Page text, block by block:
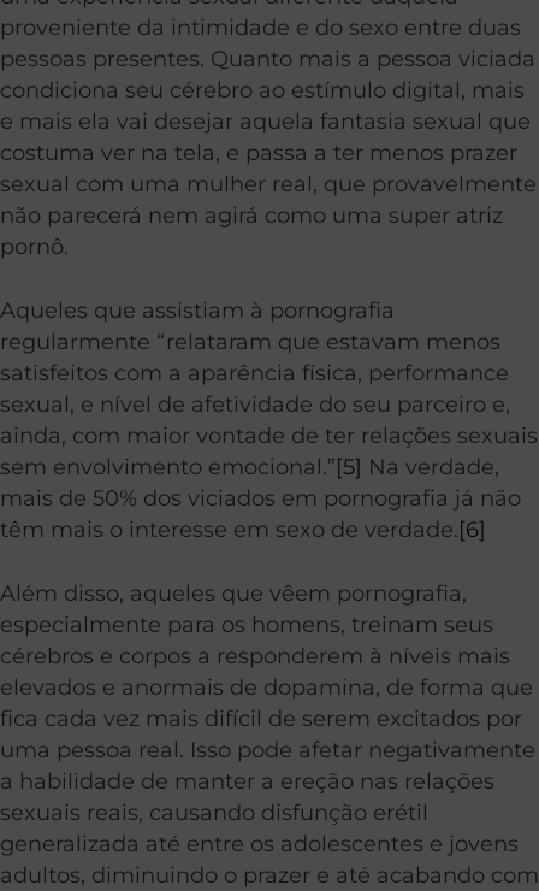
proveniente da intimidade e do sexo entre duas
pessoas presentes. Quanto mais a pessoa viciada
condiciona seu cérebro ao estímulo digital, mais
e mais ela vai desejar aquela fantasia sexual que
costuma ver na tela, e passa a ter menos prazer
sexual com uma mulher real, que provavelmente
não parecerá nem agirá como uma super atriz
pornô.
Aqueles que assistiam à pornografia
regularmente “relataram que estavam menos
satisfeitos com a aparência física, performance
sexual, e nível de afetividade do seu parceiro e,
ainda, com maior vontade de ter relações sexuais
sem envolvimento emocional.”[5] Na verdade,
mais de 50% dos viciados em pornografia já não
têm mais o interesse em sexo de verdade.[6]
Além disso, aqueles que vêem pornografia,
especialmente para os homens, treinam seus
cérebros e corpos a responderem à níveis mais
elevados e anormais de dopamina, de forma que
fica cada vez mais difícil de serem excitados por
uma pessoa real. Isso pode afetar negativamente
a habilidade de manter a ereção nas relações
sexuais reais, causando disfunção erétil
generalizada até entre os adolescentes e jovens
adultos, diminuindo o prazer e até acabando com